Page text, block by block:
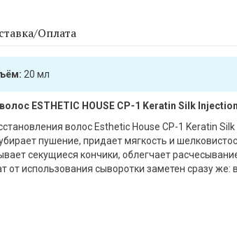
Оплата
20 мл
ESTHETIC HOUSE СР-1 Keratin Silk
волос Esthetic House CP-1 Keratin
пушение, придает мягкость и
секущиеся кончики, облегчает
использования сыворотки заметен сразу же: